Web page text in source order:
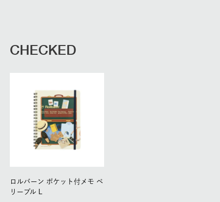
CHECKED
ロルバーン ポケット付メモ ペ
リープル L